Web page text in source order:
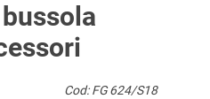
Cod: FG 624/S18